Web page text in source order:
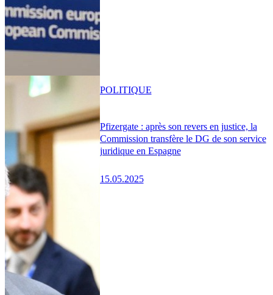
Pfizergate : après son revers en justice, la
Commission transfère le DG de son service
juridique en Espagne
15.05.2025
POLITIQUE